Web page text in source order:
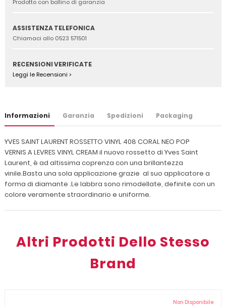
Prodotto con bollino di garanzia
ASSISTENZA TELEFONICA
Chiamaci allo 0523 571501
RECENSIONI VERIFICATE
Leggi le Recensioni >
Informazioni Garanzia Spedizioni Packaging
YVES SAINT LAURENT ROSSETTO VINYL 408 CORAL NEO POP
VERNIS A LEVRES VINYL CREAM il nuovo rossetto di Yves Saint
Laurent, è ad altissima coprenza con una brillantezza
vinile.Basta una sola applicazione grazie al suo applicatore a
forma di diamante .Le labbra sono rimodellate, definite con un
colore veramente straordinario e uniforme.
Altri Prodotti Dello Stesso
Brand
Non Disponibile